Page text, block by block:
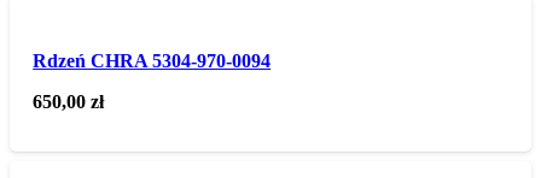
Rdzeń CHRA 5304-970-0094
650,00zł